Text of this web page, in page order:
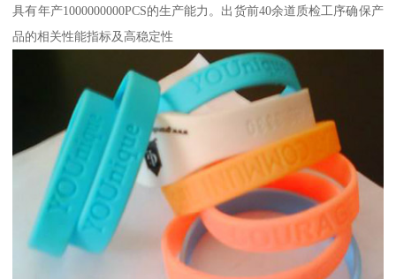
具有年产1000000000PCS的生产能力。出货前40余道质检工序确保产
品的相关性能指标及高稳定性